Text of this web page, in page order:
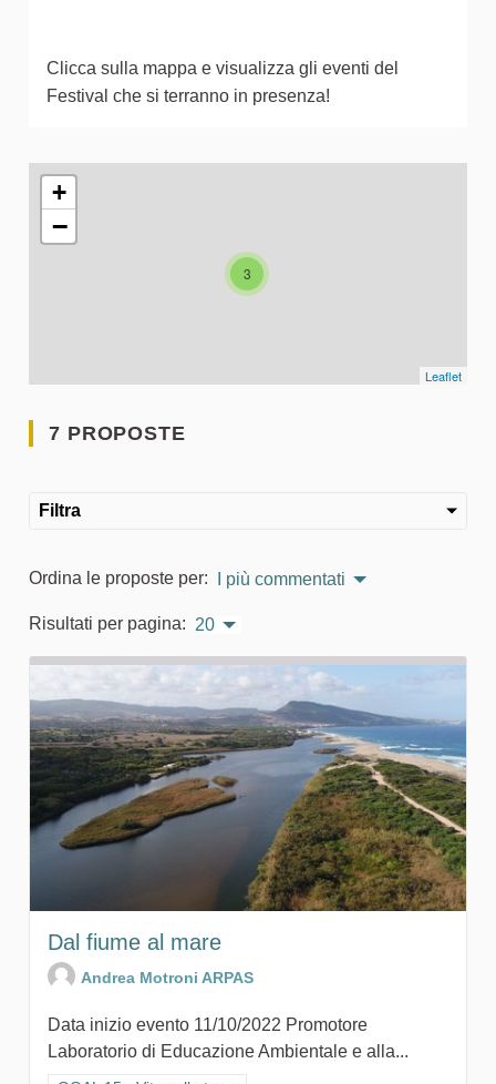
Clicca sulla mappa e visualizza gli eventi del
Festival che si terranno in presenza!
L'elemento seguente è una mappa che presenta gli
3
+
−
Leaflet
7 PROPOSTE
Filtra
Ordina le proposte per: I più commentati
Risultati per pagina: 20
Dal fiume al mare
Andrea Motroni ARPAS
Data inizio evento 11/10/2022 Promotore
Laboratorio di Educazione Ambientale e alla...